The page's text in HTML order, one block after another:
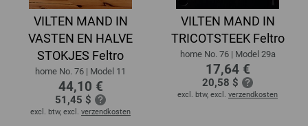
VILTEN MAND IN
VASTEN EN HALVE
STOKJES Feltro
home No. 76 | Model 11
44,10 €
51,45 $
excl. btw, excl. verzendkosten
VILTEN MAND IN
TRICOTSTEEK Feltro
home No. 76 | Model 29a
17,64 €
20,58 $
excl. btw, excl. verzendkosten